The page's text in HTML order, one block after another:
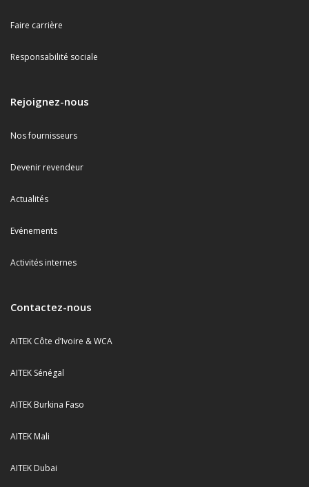
Faire carrière
Responsabilité sociale
Rejoignez-nous
Nos fournisseurs
Devenir revendeur
Actualités
Evénements
Activités internes
Contactez-nous
AITEK Côte d’Ivoire & WCA
AITEK Sénégal
AITEK Burkina Faso
AITEK Mali
AITEK Dubai